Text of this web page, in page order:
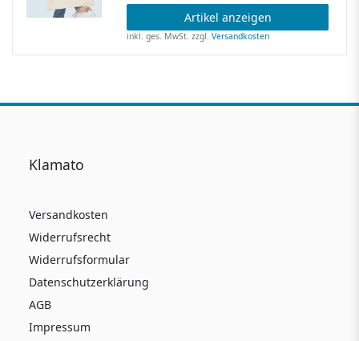
Artikel anzeigen
inkl. ges. MwSt. zzgl.Versandkosten
Klamato
Versandkosten
Widerrufsrecht
Widerrufsformular
Datenschutzerklärung
AGB
Impressum